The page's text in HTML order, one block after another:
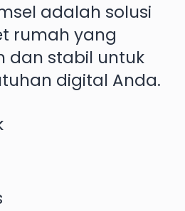
adalah solusi
rumah yang
dan stabil untuk
digital Anda.